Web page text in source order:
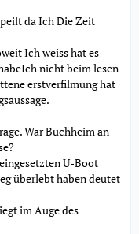
da Ich Die Zeit
Ich weiss hat es
nicht beim lesen
erstverfilmung hat
War Buchheim an
U-Boot
überlebt haben deutet
im Auge des